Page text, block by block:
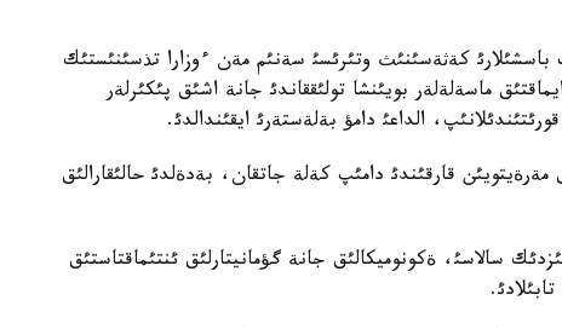
كةثةسئنئث وتئرئسئ سةنئم مةن ءوزارا تذسئنئستئك
ماسةلةلةر بويئنشا تولئققاندئ جانة اشئق پئكئرلةر
الداعئ دامؤ بةلةستةرئ ايقئندالدئ.
قارقئندئ دامئپ كةلة جاتقان، بةدةلدئ حالئقارالئق
سالاسئ، ةكونوميكالئق جانة گؤمانيتارلئق ئنتئماقتاستئق